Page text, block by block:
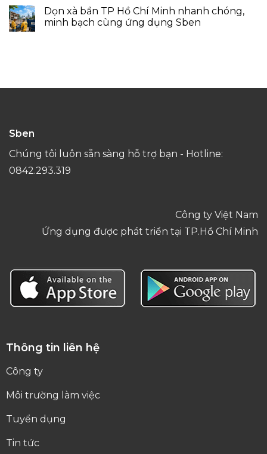
Dọn xà bần TP Hồ Chí Minh nhanh chóng,
minh bạch cùng ứng dụng Sben
Sben
Chúng tôi luôn sẵn sàng hỗ trợ bạn - Hotline:
0842.293.319
Công ty Việt Nam
Ứng dụng được phát triển tại TP.Hồ Chí Minh
Thông tin liên hệ
Công ty
Môi trường làm việc
Tuyển dụng
Tin tức